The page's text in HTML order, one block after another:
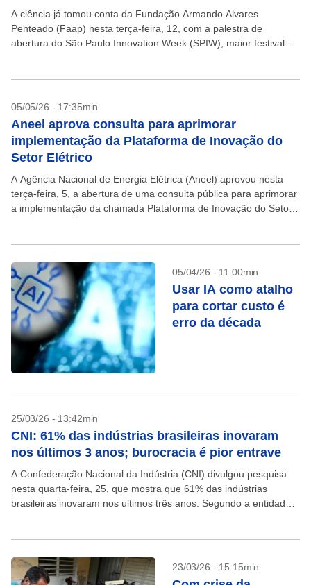
A ciência já tomou conta da Fundação Armando Alvares
Penteado (Faap) nesta terça-feira, 12, com a palestra de
abertura do São Paulo Innovation Week (SPIW), maior festival
05/05/26 - 17:35min
Aneel aprova consulta para aprimorar
implementação da Plataforma de Inovação do
Setor Elétrico
A Agência Nacional de Energia Elétrica (Aneel) aprovou nesta
terça-feira, 5, a abertura de uma consulta pública para aprimorar
a implementação da chamada Plataforma de Inovação do Setor
05/04/26 - 11:00min
Usar IA como atalho
para cortar custo é
erro da década
25/03/26 - 13:42min
CNI: 61% das indústrias brasileiras inovaram
nos últimos 3 anos; burocracia é pior entrave
A Confederação Nacional da Indústria (CNI) divulgou pesquisa
nesta quarta-feira, 25, que mostra que 61% das indústrias
brasileiras inovaram nos últimos três anos. Segundo a entidade,
23/03/26 - 15:15min